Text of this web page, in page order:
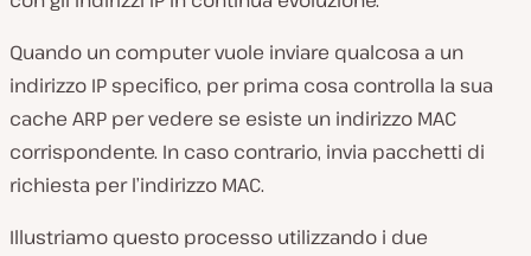
Quando un computer vuole inviare qualcosa a un
indirizzo IP specifico, per prima cosa controlla la sua
cache ARP per vedere se esiste un indirizzo MAC
corrispondente. In caso contrario, invia pacchetti di
richiesta per l’indirizzo MAC.
Illustriamo questo processo utilizzando i due